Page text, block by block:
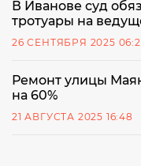
В Иванове суд
тротуары на
26 СЕНТЯБРЯ 2025
Ремонт улицы
на 60%
21 АВГУСТА 2025 16:48